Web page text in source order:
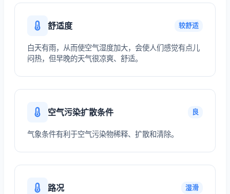
舒适度 较舒适
白天有雨，从而使空气湿度加大，会使人们感觉有点儿
闷热，但早晚的天气很凉爽、舒适。
空气污染扩散条件 良
气象条件有利于空气污染物稀释、扩散和清除。
路况 湿滑